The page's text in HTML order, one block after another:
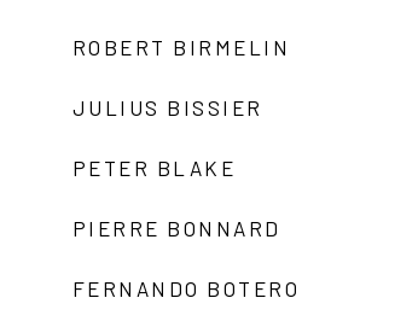
ROBERT BIRMELIN
JULIUS BISSIER
PETER BLAKE
PIERRE BONNARD
FERNANDO BOTERO